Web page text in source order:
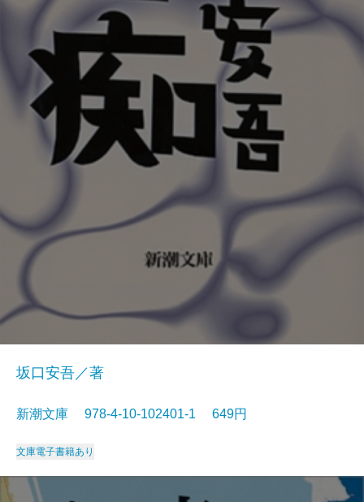
坂口安吾／著
新潮文庫 978-4-10-102401-1 649円
文庫電子書籍あり